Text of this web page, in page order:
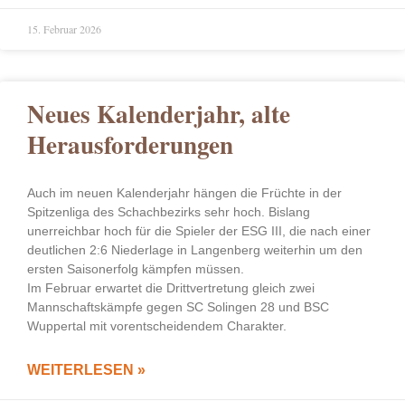
15. Februar 2026
Neues Kalenderjahr, alte
Herausforderungen
Auch im neuen Kalenderjahr hängen die Früchte in der
Spitzenliga des Schachbezirks sehr hoch. Bislang
unerreichbar hoch für die Spieler der ESG III, die nach einer
deutlichen 2:6 Niederlage in Langenberg weiterhin um den
ersten Saisonerfolg kämpfen müssen.
Im Februar erwartet die Drittvertretung gleich zwei
Mannschaftskämpfe gegen SC Solingen 28 und BSC
Wuppertal mit vorentscheidendem Charakter.
WEITERLESEN »